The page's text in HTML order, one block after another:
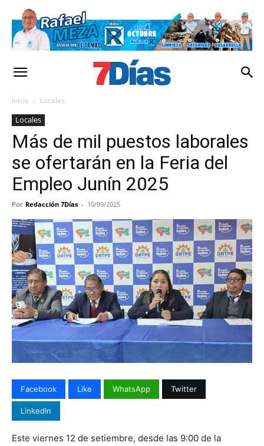
Inicio Locales
Locales
Más de mil puestos laborales
se ofertarán en la Feria del
Empleo Junín 2025
Por Redacción 7Días - 10/09/2025
Facebook Like WhatsApp Twitter
LinkedIn
Este viernes 12 de setiembre, desde las 9:00 de la